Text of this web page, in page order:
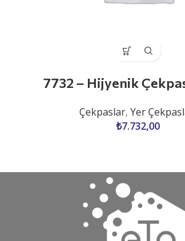
7732 – Hijyenik
Çekpaslar, Yer
₺